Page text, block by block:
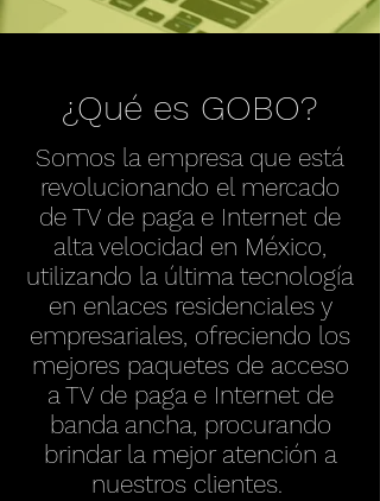
¿Qué es GOBO?
Somos la empresa que está
revolucionando el mercado
de TV de paga e Internet de
alta velocidad en México,
utilizando la última tecnología
en enlaces residenciales y
empresariales, ofreciendo los
mejores paquetes de acceso
a TV de paga e Internet de
banda ancha, procurando
brindar la mejor atención a
nuestros clientes.